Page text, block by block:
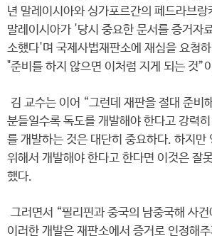
년 말레이시아와 싱가포르간의 페드라브랑
말레이시아가 '당시 중요한 문서를 증거자
소했다'며 국제사법재판소에 재심을 요청
"준비를 하지 않으면 이처럼 지게 되는 것”
김 교수는 이어 “그런데 재판을 절대 준비
분들일수록 독도를 개발해야 한다고 강력
를 개발하는 것은 대단히 중요하다. 하지만
위해서 개발해야 한다고 한다면 이것은 잘
했다.
그러면서 “필리핀과 중국의 남중국해 사건
이러한 개발은 재판소에서 증거로 인정해